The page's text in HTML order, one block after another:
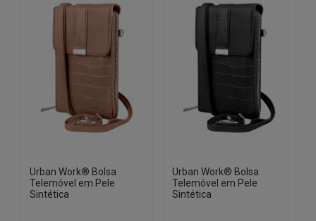
Urban Work® Bolsa
Telemóvel em Pele
Sintética
Urban Work® Bolsa
Telemóvel em Pele
Sintética